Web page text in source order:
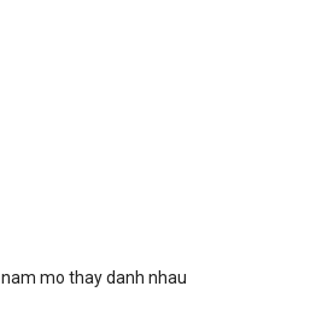
nam mo thay danh nhau